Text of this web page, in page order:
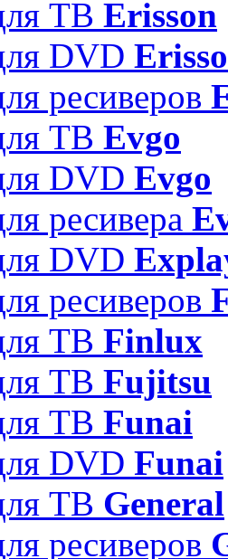
ТВ Erisson
DVD
ресиверов
ТВ Evgo
DVD Evgo
ресивера
DVD
ресиверов
ТВ Finlux
ТВ Fujitsu
ТВ Funai
DVD Funai
ТВ General
ресиверов